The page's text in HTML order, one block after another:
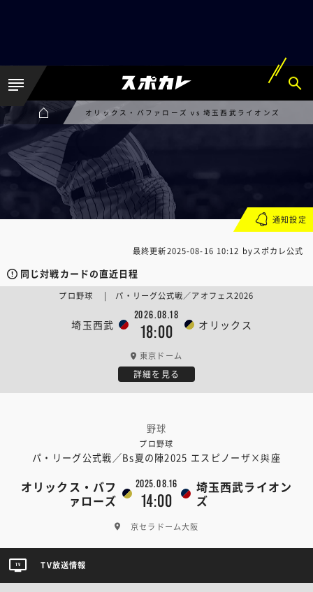
オリックス・バファローズ vs 埼玉西武ライオンズ
最終更新2025-08-16 10:12 byスポカレ公式
同じ対戦カードの直近日程
埼玉西武
2026.08.18
18:00 オリックス
プロ野球 | パ・リーグ公式戦／アオフェス2026
東京ドーム
詳細を見る
野球
プロ野球
パ・リーグ公式戦／Bs夏の陣2025 エスピノーザ×與座
オリックス・バフ
ァローズ
2025.08.16
14:00
埼玉西武ライオン
ズ
京セラドーム大阪
通知設定
TV放送情報